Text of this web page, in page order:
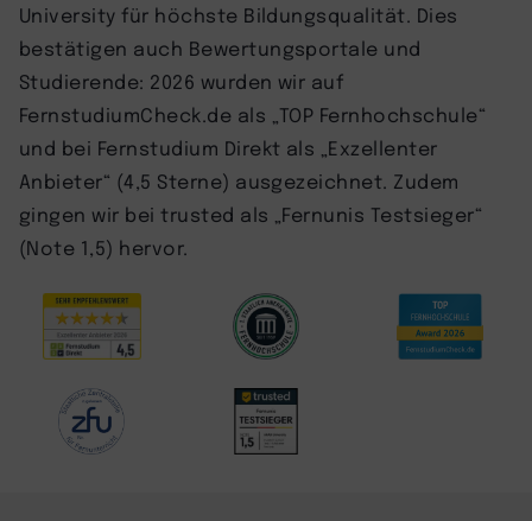
University für höchste Bildungsqualität. Dies
bestätigen auch Bewertungsportale und
Studierende: 2026 wurden wir auf
FernstudiumCheck.de als „TOP Fernhochschule“
und bei Fernstudium Direkt als „Exzellenter
Anbieter“ (4,5 Sterne) ausgezeichnet. Zudem
gingen wir bei trusted als „Fernunis Testsieger“
(Note 1,5) hervor.